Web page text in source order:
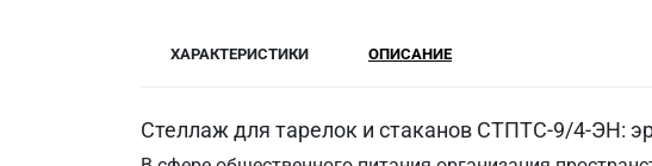
ХАРАКТЕРИСТИКИ ОПИСАНИЕ
Стеллаж для тарелок и стаканов СТПТС-9/4-ЭН: